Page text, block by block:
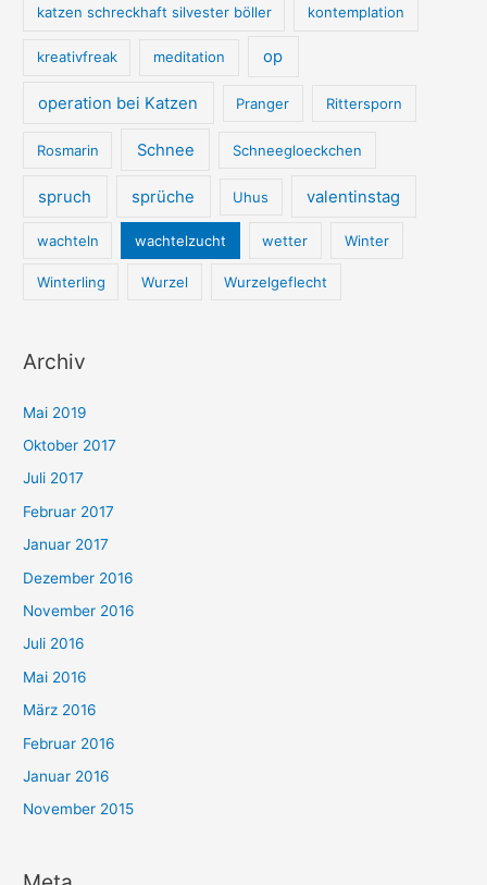
katzen schreckhaft silvester böller kontemplation
kreativfreak meditation op
operation bei Katzen Pranger Rittersporn
Rosmarin Schnee Schneegloeckchen
spruch sprüche Uhus valentinstag
wachteln wachtelzucht wetter Winter
Winterling Wurzel Wurzelgeflecht
Archiv
Mai 2019
Oktober 2017
Juli 2017
Februar 2017
Januar 2017
Dezember 2016
November 2016
Juli 2016
Mai 2016
März 2016
Februar 2016
Januar 2016
November 2015